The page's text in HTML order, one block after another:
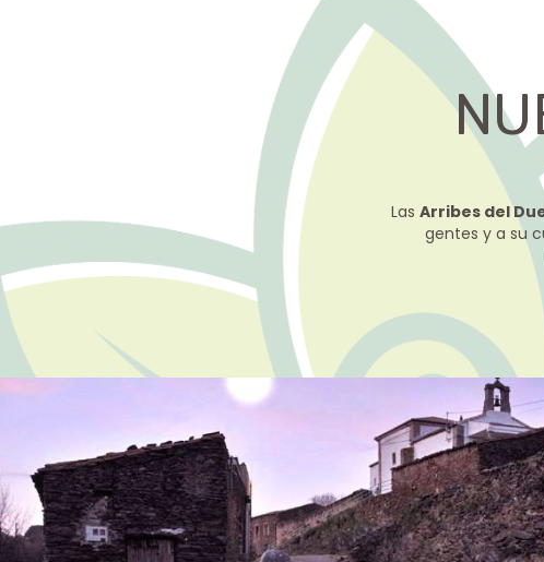
Las Arribes del
gentes y a su